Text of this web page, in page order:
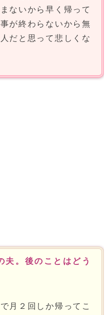
ないから早く帰って
が終わらないから無
だと思って悲しくな
夫。後のことはどう
月２回しか帰ってこ